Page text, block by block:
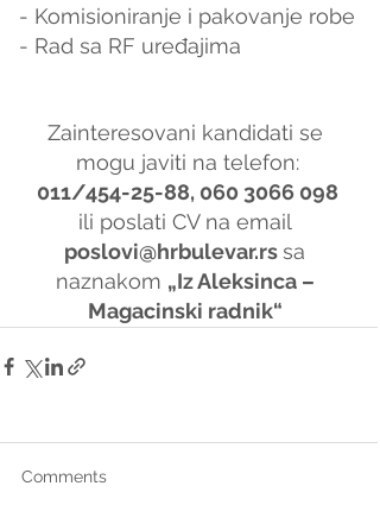
- Komisioniranje i pakovanje robe
- Rad sa RF uređajima
Zainteresovani kandidati se
mogu javiti na telefon:
011/454-25-88, 060 3066 098
ili poslati CV na email
poslovi@hrbulevar.rs sa
naznakom „Iz Aleksinca –
Magacinski radnik“
Comments